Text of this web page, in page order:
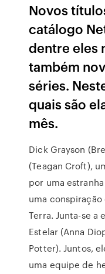
Novos
catálogo
dentre eles
também
séries.
quais são
mês.
Dick Grayson
(Teagan Croft),
por uma
uma
Terra. Junta-se a
Estelar (Anna
Potter). Juntos,
uma equipe de